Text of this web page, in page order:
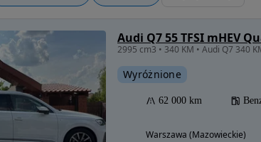
Audi Q7 55 TFSI mHEV
Wyróżnione
62 000 km
Warszawa (Mazowieckie)